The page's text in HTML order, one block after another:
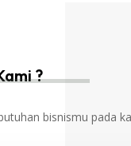
?
bisnismu pada